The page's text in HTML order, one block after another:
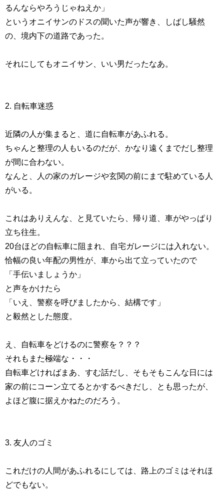
るんならやろうじゃねえか」
というオニイサンのドスの聞いた声が響き、しばし騒然
の、境内下の道路であった。
それにしてもオニイサン、いい男だったなあ。
2. 自転車迷惑
近隣の人が集まると、道に自転車があふれる。
ちゃんと整理の人もいるのだが、かなり遠くまでだし整理
が間に合わない。
なんと、人の家のガレージや玄関の前にまで駐めている人
がいる。
これはありえんな、と見ていたら、帰り道、車がやっぱり
立ち往生。
20台ほどの自転車に阻まれ、自宅ガレージには入れない。
恰幅の良い年配の男性が、車から出て立っていたので
「手伝いましょうか」
と声をかけたら
「いえ、警察を呼びましたから、結構です」
と毅然とした態度。
え、自転車をどけるのに警察を？？？
それもまた極端な・・・
自転車どければまあ、すむ話だし、そもそもこんな日には
家の前にコーン立てるとかするべきだし、とも思ったが、
よほど腹に据えかねたのだろう。
3. 友人のゴミ
これだけの人間があふれるにしては、路上のゴミはそれほ
どでもない。